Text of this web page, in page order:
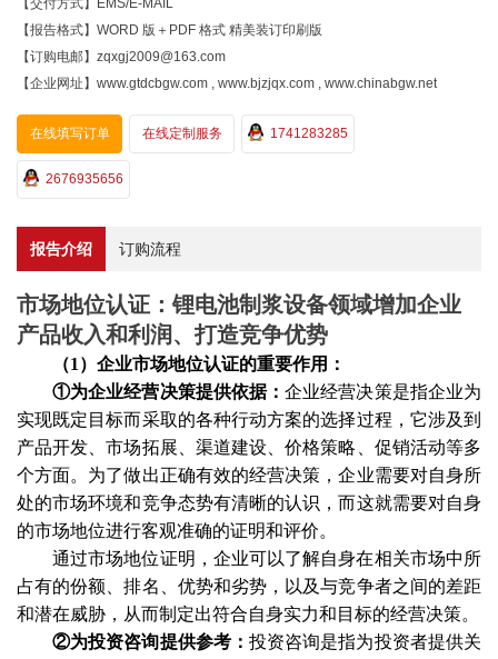
【报告格式】WORD 版＋PDF 格式 精美装订印刷版
【订购电邮】zqxgj2009@163.com
【企业网址】www.gtdcbgw.com , www.bjzjqx.com , www.chinabgw.net
在线填写订单 在线定制服务 1741283285
2676935656
报告介绍 订购流程
市场地位认证：锂电池制浆设备领域增加企业
产品收入和利润、打造竞争优势
（1）企业市场地位认证的重要作用：
①为企业经营决策提供依据：企业经营决策是指企业为
实现既定目标而采取的各种行动方案的选择过程，它涉及到
产品开发、市场拓展、渠道建设、价格策略、促销活动等多
个方面。为了做出正确有效的经营决策，企业需要对自身所
处的市场环境和竞争态势有清晰的认识，而这就需要对自身
的市场地位进行客观准确的证明和评价。
通过市场地位证明，企业可以了解自身在相关市场中所
占有的份额、排名、优势和劣势，以及与竞争者之间的差距
和潜在威胁，从而制定出符合自身实力和目标的经营决策。
②为投资咨询提供参考： 投资咨询是指为投资者提供关